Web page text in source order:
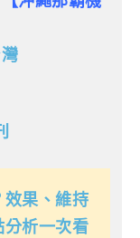
效果、維持
分析一次看